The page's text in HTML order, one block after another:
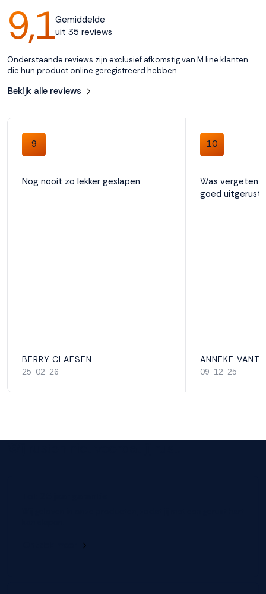
9,1Gemiddelde
uit 35 reviews
Onderstaande reviews zijn exclusief afkomstig van M line klanten
die hun product online geregistreerd hebben.
Bekijk alle reviews
9
Nog nooit zo lekker geslapen
BERRY CLAESEN
25-02-26
10
Was vergeten
goed uitgerust
ANNEKE VANT
09-12-25